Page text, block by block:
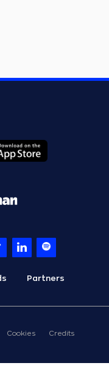
Partners
Cookies Credits